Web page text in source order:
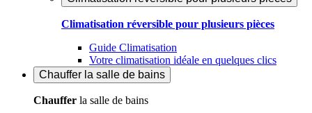
Climatisation réversible pour plusieurs pièces
Guide Climatisation
Votre climatisation idéale en quelques clics
Chauffer la salle de bains
Chauffer la salle de bains